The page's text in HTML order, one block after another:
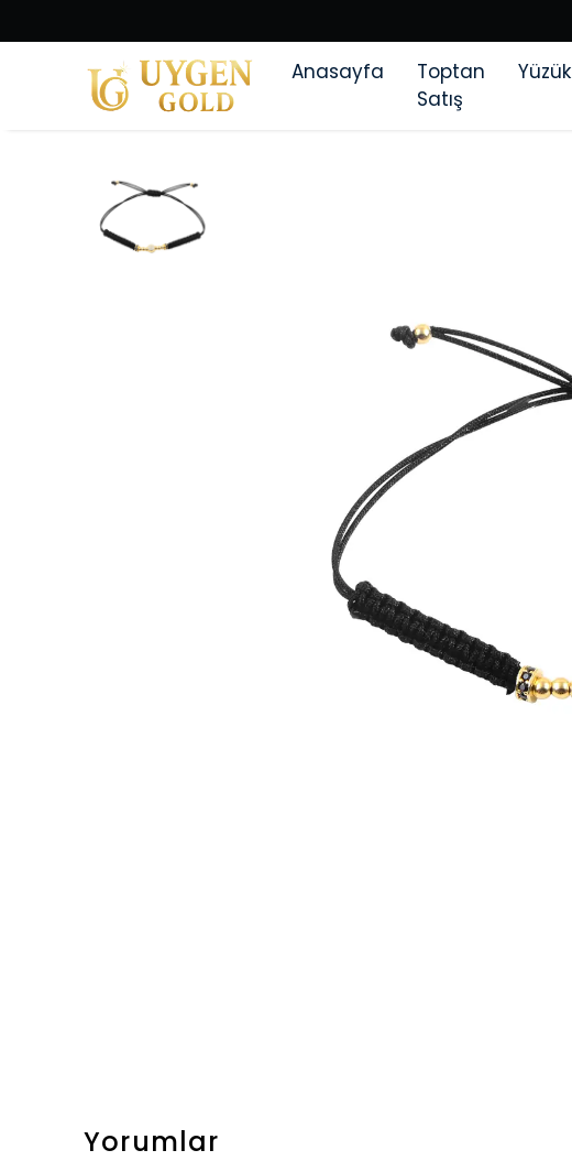
Anasayfa
Toptan
Satış
Yüzük
Yorumlar